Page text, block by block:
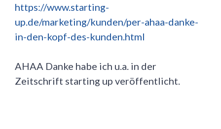
https://www.starting-
up.de/marketing/kunden/per-ahaa-danke-
in-den-kopf-des-kunden.html
AHAA Danke habe ich u.a. in der
Zeitschrift starting up veröffentlicht.